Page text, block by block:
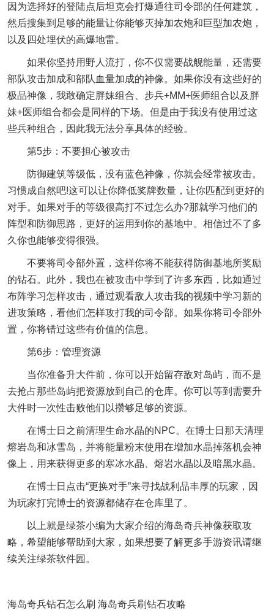
因为选择好的登陆点后坦克会打爆通往司令部的任何建筑，
然后搜集到足够的能量让你能够灭掉加农炮和巨型加农炮，
以及四处埋伏的高爆地雷。
如果你坚持用野人流打，你不仅需要战舰能量，还需要
部队攻击加成和部队血量加成的神像。如果你没有这些好的
极品神像，我敢确定胖妹组合、步兵+MM+医师组合以及胖
妹+医师组合都会是同样的下场。但是由于我没有使用过这
些兵种组合，因此我无法分享具体的经验。
第5步：不要担心被攻击
防御建筑等级低，没有蓝色神像，你就会经常被攻击。
习惯成自然吧!这可以让你降低奖牌数量，让你匹配到更好的
对手。如果对手的等级很高打不过怎么办?那就学习他们的
阵型和防御思路，更好的运用到你的基地中。相信过不了多
久你也能够变得很强。
不要将司令部外置，这样你将不能获得防御基地所奖励
的钻石。此外，我也在被攻击中学到了许多东西，比如通过
布阵学习怎样攻击，通过观看敌人攻击我的视频中学习新的
进攻策略，看他们怎样攻打我的司令部。如果你将司令部外
置，你将错过这些有价值的信息。
第6步：管理资源
当你准备升大件前，你可以开始留存敌对岛屿，而不是
去抢占那些岛屿把资源放到自己的仓库。你可以等到需要升
大件时一次性击败他们以攒够足够的资源。
在博士日之前清理生命水晶的NPC。在博士日那天清理
熔岩岛和冰雪岛，并将能量粉末使用在增加水晶掉落机会神
像上，用来获得更多的寒冰水晶、熔岩水晶以及暗黑水晶。
在博士日点击“更换对手”来寻找战利品丰厚的玩家，因
为玩家打完博士的资源都储存在仓库里了。
以上就是绿茶小编为大家介绍的海岛奇兵神像获取攻
略，希望能够帮助到大家，如果想要了解更多手游资讯请继
续关注绿茶软件园。
海岛奇兵钻石怎么刷 海岛奇兵刷钻石攻略